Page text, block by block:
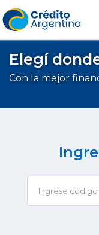
Elegí
Con la mejor
Ingrese